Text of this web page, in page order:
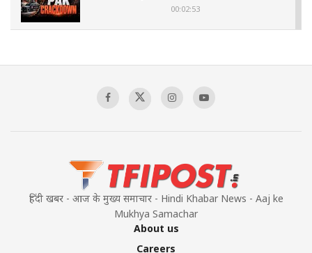
00:02:53
Sagar
हिंदी खबर - आज के मुख्य समाचार - Hindi Khabar News - Aaj ke
Mukhya Samachar
About us
Careers